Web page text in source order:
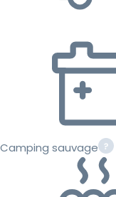
Camping sauvage